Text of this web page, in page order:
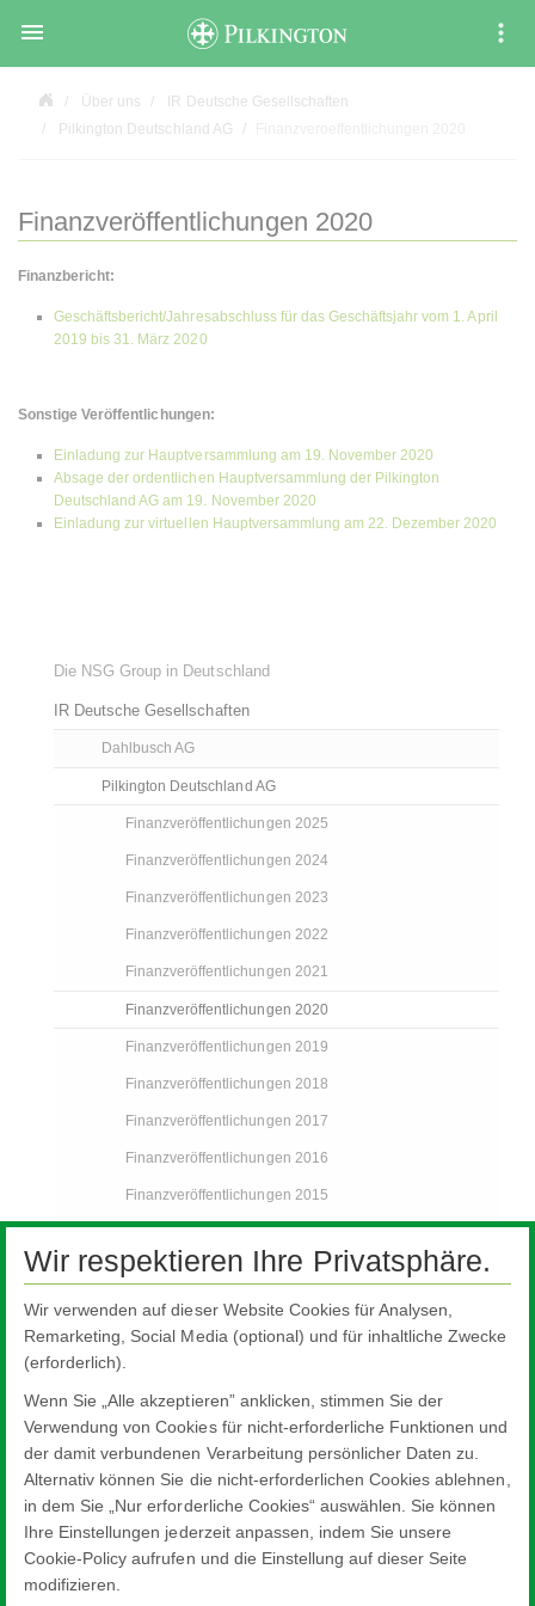

Über uns
IR Deutsche Gesellschaften
Pilkington Deutschland AG
Finanzveröffentlichungen 2020
Finanzbericht:
Geschäftsbericht/Jahresabschluss für das Geschäftsjahr vom 1. April
2019 bis 31. März 2020
Sonstige Veröffentlichungen:
Einladung zur Hauptversammlung am 19. November 2020
Absage der ordentlichen Hauptversammlung der Pilkington
Deutschland AG am 19. November 2020
Einladung zur virtuellen Hauptversammlung am 22. Dezember 2020
Die NSG Group in Deutschland
IR Deutsche Gesellschaften
Dahlbusch AG
Pilkington Deutschland AG
Finanzveröffentlichungen 2025
Finanzveröffentlichungen 2024
Finanzveröffentlichungen 2023
Finanzveröffentlichungen 2022
Finanzveröffentlichungen 2021
Finanzveröffentlichungen 2020
Finanzveröffentlichungen 2019
Finanzveröffentlichungen 2018
Finanzveröffentlichungen 2017
Finanzveröffentlichungen 2016
Finanzveröffentlichungen 2015
Finanzveröffentlichungen 2014
Finanzveröffentlichungen 2013
Archiv
Pilkington Holding GmbH
Zertifizierungen
Ansprechpartner
Adressen weltweit
Wir respektieren Ihre Privatsphäre.
Wir verwenden auf dieser Website Cookies für Analysen,
Remarketing, Social Media (optional) und für inhaltliche Zwecke
(erforderlich).
Wenn Sie „Alle akzeptieren” anklicken, stimmen Sie der
Verwendung von Cookies für nicht-erforderliche Funktionen und
der damit verbundenen Verarbeitung persönlicher Daten zu.
Alternativ können Sie die nicht-erforderlichen Cookies ablehnen,
in dem Sie „Nur erforderliche Cookies“ auswählen. Sie können
Ihre Einstellungen jederzeit anpassen, indem Sie unsere
Cookie-Policy aufrufen und die Einstellung auf dieser Seite
modifizieren.